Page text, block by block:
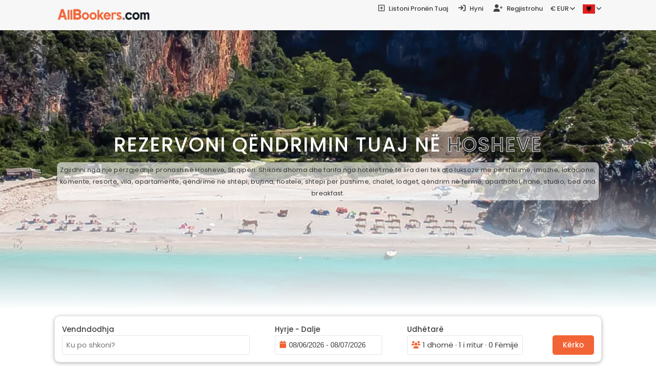
Listoni Pronën Tuaj Hyni Regjistrohu € EUR
REZERVONI QËNDRIMIN TUAJ NËHOSHEVE
Zgjidhni nga një përzgjedhje pronash në Hosheve, Shqipëri. Shikoni dhoma dhe tarifa nga hotelet më të lira deri tek ato luksoze me përshkrime, imazhe, lokacione,
komente, resorte, vila, apartamente, qëndrime në shtëpi, bujtina, hostele, shtepi per pushime, chalet, lodget, qëndrim në fermë, aparthotel, hanë, studio, bed and
breakfast.
Vendndodhja Hyrje - Dalje
Udhëtarë
1 dhomë · 1 i rritur · 0 Fëmijë
Kërko